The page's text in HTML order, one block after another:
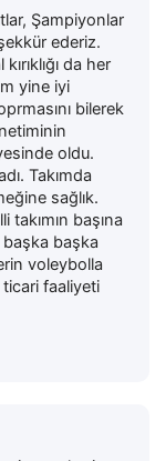
Şampiyonlar
ederiz.
da her
yine iyi
bilerek
oldu.
Takımda
sağlık.
takımın başına
başka
voleybolla
faaliyeti